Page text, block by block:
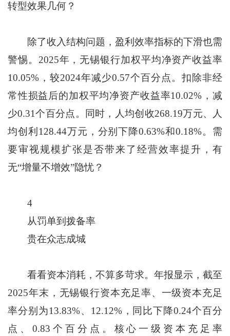
转型效果几何？
除了收入结构问题，盈利效率指标的下滑也需
警惕。2025年，无锡银行加权平均净资产收益率
10.05%，较2024年减少0.57个百分点。扣除非经
常性损益后的加权平均净资产收益率10.02%，减
少0.31个百分点。同时，人均创收268.19万元、人
均创利128.44万元，分别下降0.63%和0.18%。需
要审视规模扩张是否带来了经营效率提升，有
无“增量不增效”隐忧？
4
从罚单到拨备率
贵在众志成城
看看资本消耗，不算多苛求。年报显示，截至
2025年末，无锡银行资本充足率、一级资本充足
率分别为13.83%、12.12%，同比下降0.24个百分
点、0.83个百分点。核心一级资本充足率